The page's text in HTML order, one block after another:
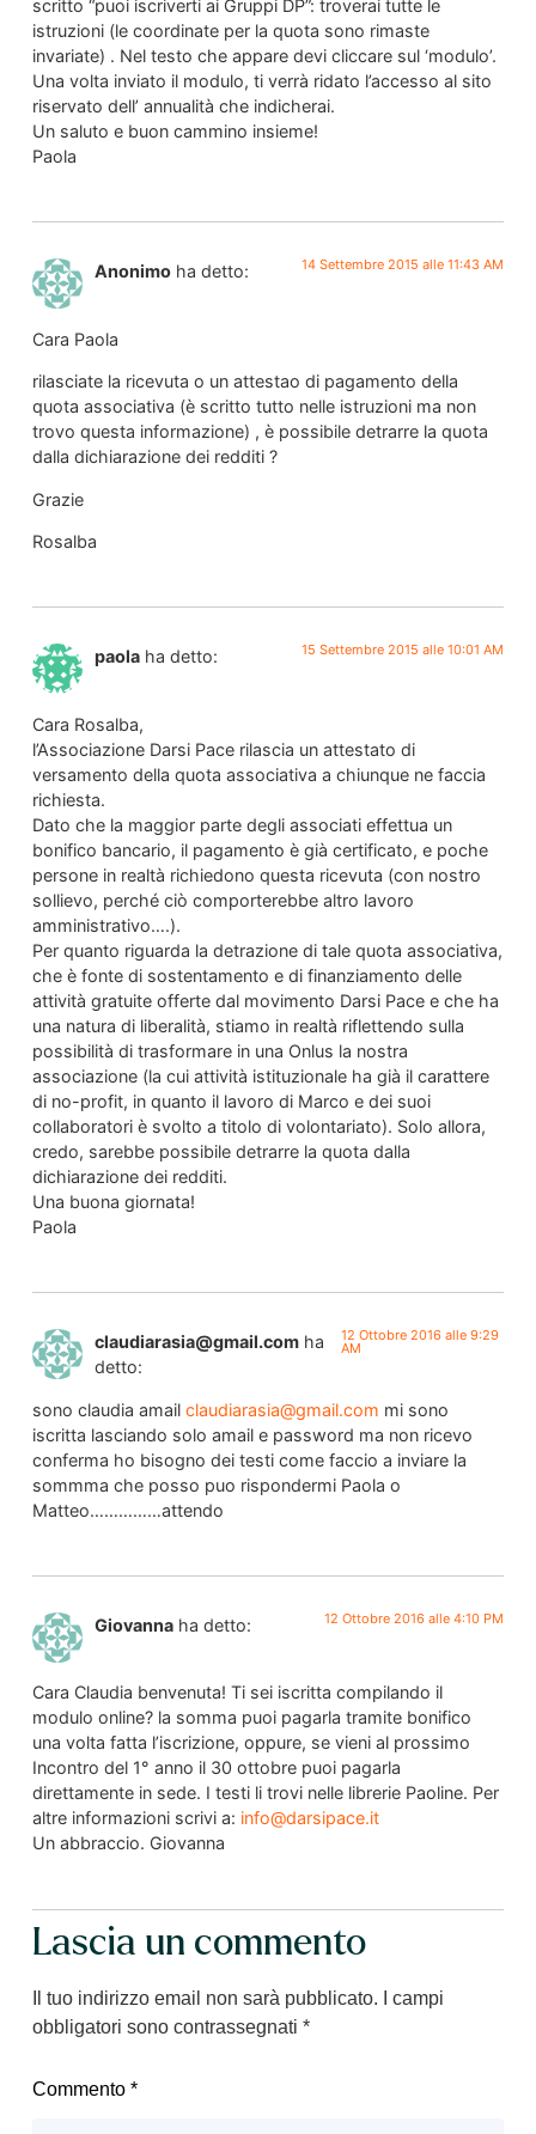
scritto “puoi iscriverti ai Gruppi DP”: troverai tutte le
istruzioni (le coordinate per la quota sono rimaste
invariate) . Nel testo che appare devi cliccare sul ‘modulo’.
Una volta inviato il modulo, ti verrà ridato l’accesso al sito
riservato dell’ annualità che indicherai.
Un saluto e buon cammino insieme!
Paola
Anonimo ha detto: 14 Settembre 2015 alle 11:43 AM
Cara Paola
rilasciate la ricevuta o un attestao di pagamento della
quota associativa (è scritto tutto nelle istruzioni ma non
trovo questa informazione) , è possibile detrarre la quota
dalla dichiarazione dei redditi ?
Grazie
Rosalba
paola ha detto: 15 Settembre 2015 alle 10:01 AM
Cara Rosalba,
l’Associazione Darsi Pace rilascia un attestato di
versamento della quota associativa a chiunque ne faccia
richiesta.
Dato che la maggior parte degli associati effettua un
bonifico bancario, il pagamento è già certificato, e poche
persone in realtà richiedono questa ricevuta (con nostro
sollievo, perché ciò comporterebbe altro lavoro
amministrativo….).
Per quanto riguarda la detrazione di tale quota associativa,
che è fonte di sostentamento e di finanziamento delle
attività gratuite offerte dal movimento Darsi Pace e che ha
una natura di liberalità, stiamo in realtà riflettendo sulla
possibilità di trasformare in una Onlus la nostra
associazione (la cui attività istituzionale ha già il carattere
di no-profit, in quanto il lavoro di Marco e dei suoi
collaboratori è svolto a titolo di volontariato). Solo allora,
credo, sarebbe possibile detrarre la quota dalla
dichiarazione dei redditi.
Una buona giornata!
Paola
claudiarasia@gmail.com ha
detto:
12 Ottobre 2016 alle 9:29
AM
sono claudia amail claudiarasia@gmail.com mi sono
iscritta lasciando solo amail e password ma non ricevo
conferma ho bisogno dei testi come faccio a inviare la
sommma che posso puo rispondermi Paola o
Matteo……………attendo
Giovanna ha detto: 12 Ottobre 2016 alle 4:10 PM
Cara Claudia benvenuta! Ti sei iscritta compilando il
modulo online? la somma puoi pagarla tramite bonifico
una volta fatta l’iscrizione, oppure, se vieni al prossimo
Incontro del 1° anno il 30 ottobre puoi pagarla
direttamente in sede. I testi li trovi nelle librerie Paoline. Per
altre informazioni scrivi a: info@darsipace.it
Un abbraccio. Giovanna
Lascia un commento
Il tuo indirizzo email non sarà pubblicato.
I campi
obbligatori sono contrassegnati *
Commento *